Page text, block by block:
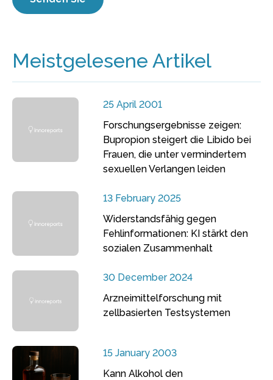
Meistgelesene Artikel
25 April 2001
Forschungsergebnisse zeigen:
Bupropion steigert die Libido bei
Frauen, die unter vermindertem
sexuellen Verlangen leiden
13 February 2025
Widerstandsfähig gegen
Fehlinformationen: KI stärkt den
sozialen Zusammenhalt
30 December 2024
Arzneimittelforschung mit
zellbasierten Testsystemen
15 January 2003
Kann Alkohol den